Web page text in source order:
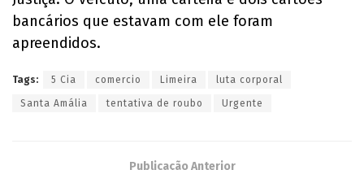
bancários que estavam com ele foram
apreendidos.
Tags: 5 Cia comercio Limeira luta corporal
Santa Amália tentativa de roubo Urgente
Publicação Anterior